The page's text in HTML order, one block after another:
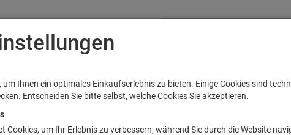
Anime Bands Filme & Serien Gaming Fun Accessoires
Disney
um Ihnen ein optimales Einkaufserlebnis zu bieten. Einige Cookies sind
Entscheiden Sie bitte selbst, welche Cookies Sie akzeptieren.
Cookies, um Ihr Erlebnis zu verbessern, während Sie durch die Website